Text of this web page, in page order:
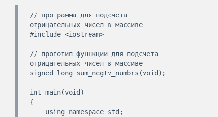
// программа для подсчета
отрицательных чисел в массиве
#include <iostream>
// прототип фуннкции для подсчета
отрицательных чисел в массиве
signed long sum_negtv_numbrs(void);
int main(void)
{